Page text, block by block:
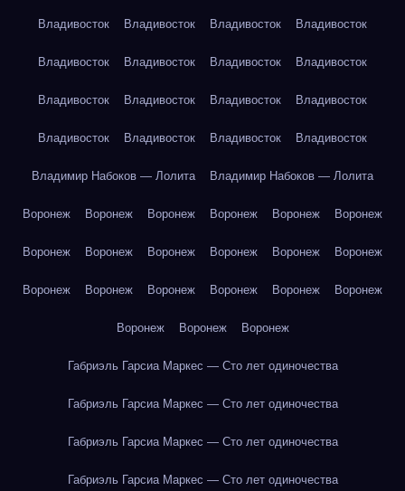
Владивосток Владивосток Владивосток Владивосток
Владивосток Владивосток Владивосток Владивосток
Владивосток Владивосток Владивосток Владивосток
Владивосток Владивосток Владивосток Владивосток
Владимир Набоков — Лолита Владимир Набоков — Лолита
Воронеж Воронеж Воронеж Воронеж Воронеж Воронеж
Воронеж Воронеж Воронеж Воронеж Воронеж Воронеж
Воронеж Воронеж Воронеж Воронеж Воронеж Воронеж
Воронеж Воронеж Воронеж
Габриэль Гарсиа Маркес — Сто лет одиночества
Габриэль Гарсиа Маркес — Сто лет одиночества
Габриэль Гарсиа Маркес — Сто лет одиночества
Габриэль Гарсиа Маркес — Сто лет одиночества